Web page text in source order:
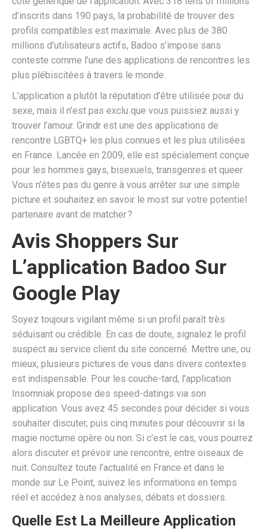
d’inscrits dans 190 pays, la probabilité de trouver des
profils compatibles est maximale. Avec plus de 380
millions d’utilisateurs actifs, Badoo s’impose sans
conteste comme l’une des applications de rencontres les
plus plébiscitées à travers le monde.
L’application a plutôt la réputation d’être utilisée pour du
sexe, mais il n’est pas exclu que vous puissiez aussi y
trouver l’amour. Grindr est une des applications de
rencontre LGBTQ+ les plus connues et les plus utilisées
en France. Lancée en 2009, elle est spécialement conçue
pour les hommes gays, bisexuels, transgenres et queer.
Vous n’êtes pas du genre à vous arrêter sur une simple
picture et souhaitez en savoir le most sur votre potentiel
partenaire avant de matcher ?
Avis Shoppers Sur
L’application Badoo Sur
Google Play
Soyez toujours vigilant même si un profil paraît très
séduisant ou crédible. En cas de doute, signalez le profil
suspect au service client du site concerné. Mettre une, ou
mieux, plusieurs pictures de vous dans divers contextes
est indispensable. Pour les couche-tard, l’application
Insomniak propose des speed-datings via son
application. Vous avez 45 secondes pour décider si vous
souhaiter discuter, puis cinq minutes pour découvrir si la
magie nocturne opère ou non. Si c’est le cas, vous pourrez
alors discuter et prévoir une rencontre, entre oiseaux de
nuit. Consultez toute l’actualité en France et dans le
monde sur Le Point, suivez les informations en temps
réel et accédez à nos analyses, débats et dossiers.
Quelle Est La Meilleure Application